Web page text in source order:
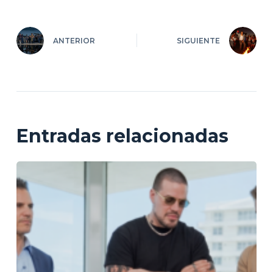
ANTERIOR SIGUIENTE
Entradas relacionadas